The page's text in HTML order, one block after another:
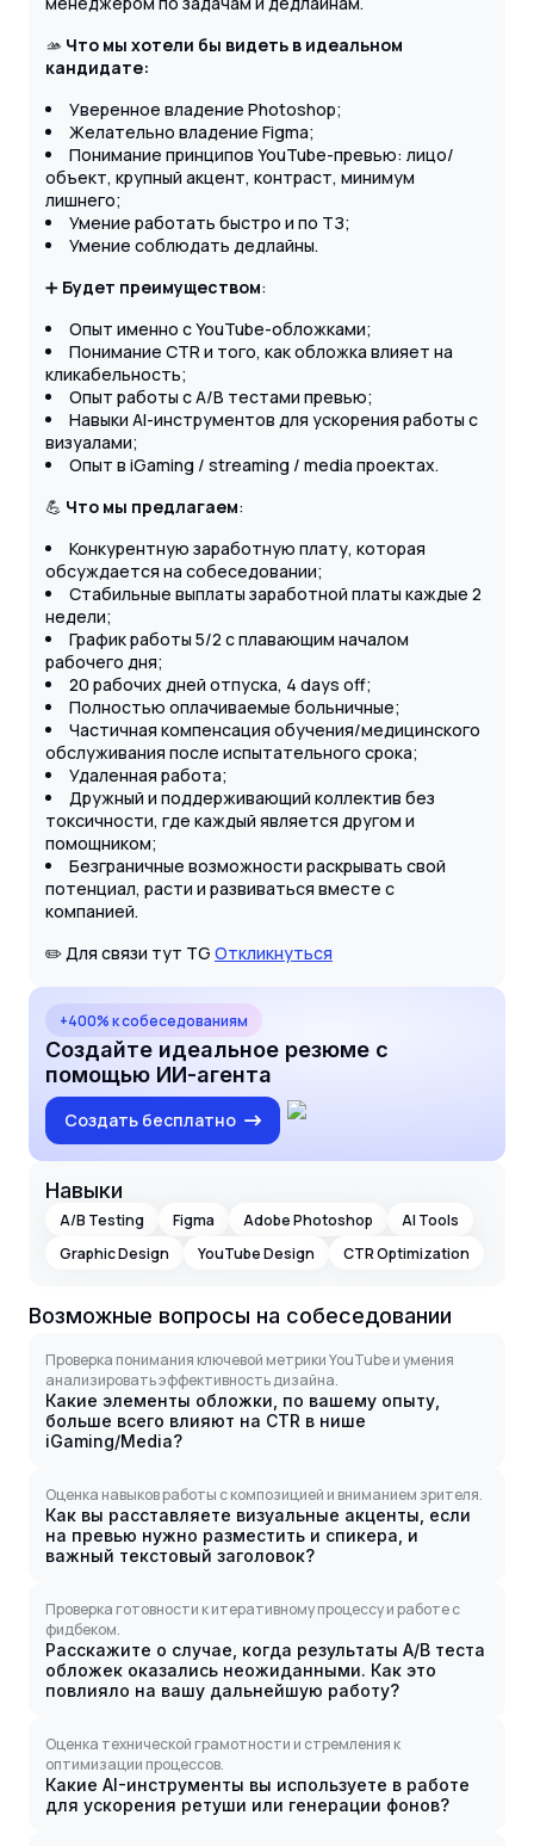
🫴 Что мы хотели бы видеть в идеальном
кандидате:
Уверенное владение Photoshop;
Желательно владение Figma;
Понимание принципов YouTube-превью: лицо/
объект, крупный акцент, контраст, минимум
лишнего;
Умение работать быстро и по ТЗ;
Умение соблюдать дедлайны.
➕ Будет преимуществом:
Опыт именно с YouTube-обложками;
Понимание CTR и того, как обложка влияет на
кликабельность;
Опыт работы с A/B тестами превью;
Навыки AI-инструментов для ускорения работы с
визуалами;
Опыт в iGaming / streaming / media проектах.
💪 Что мы предлагаем:
Конкурентную заработную плату, которая
обсуждается на собеседовании;
Стабильные выплаты заработной платы каждые 2
недели;
График работы 5/2 с плавающим началом
рабочего дня;
20 рабочих дней отпуска, 4 days off;
Полностью оплачиваемые больничные;
Частичная компенсация обучения/медицинского
обслуживания после испытательного срока;
Удаленная работа;
Дружный и поддерживающий коллектив без
токсичности, где каждый является другом и
помощником;
Безграничные возможности раскрывать свой
потенциал, расти и развиваться вместе с
компанией.
✏️ Для связи тут TG Откликнуться
+400% к собеседованиям
Создайте идеальное резюме с
помощью ИИ-агента
Создать бесплатно
Навыки
A/B Testing Figma Adobe Photoshop
AI Tools
Graphic Design
YouTube Design CTR Optimization
Возможные вопросы на собеседовании
Проверка понимания ключевой метрики YouTube и умения
анализировать эффективность дизайна.
Какие элементы обложки, по вашему опыту,
больше всего влияют на CTR в нише
iGaming/Media?
Оценка навыков работы с композицией и вниманием зрителя.
Как вы расставляете визуальные акценты, если
на превью нужно разместить и спикера, и
важный текстовый заголовок?
Проверка готовности к итеративному процессу и работе с
фидбеком.
Расскажите о случае, когда результаты A/B теста
обложек оказались неожиданными. Как это
повлияло на вашу дальнейшую работу?
Оценка технической грамотности и стремления к
оптимизации процессов.
Какие AI-инструменты вы используете в работе
для ускорения ретуши или генерации фонов?